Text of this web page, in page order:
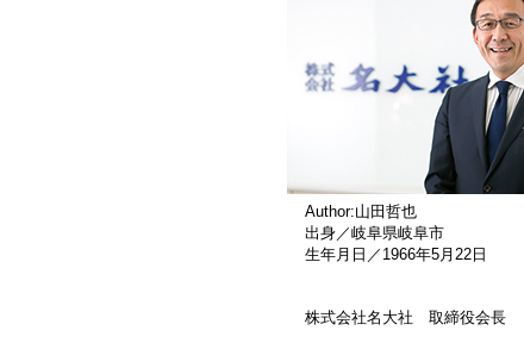
Author:山田哲也
出身／岐阜県岐阜市
生年月日／1966年5月22日
株式会社名大社 取締役会長